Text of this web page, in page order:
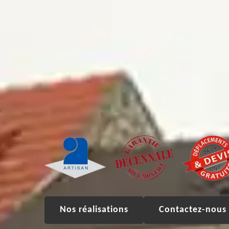
Nos réalisations Contactez-nous